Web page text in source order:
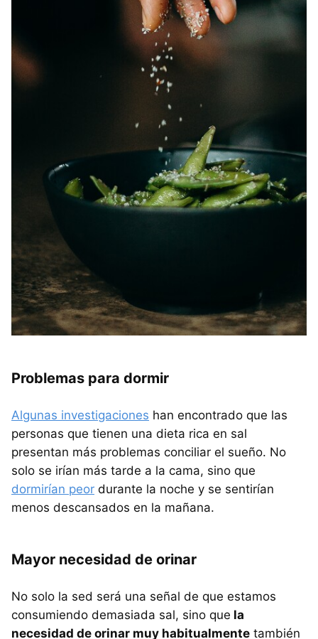
Problemas para dormir
Algunas investigaciones han encontrado que las
personas que tienen una dieta rica en sal
presentan más problemas conciliar el sueño. No
solo se irían más tarde a la cama, sino que
dormirían peor durante la noche y se sentirían
menos descansados en la mañana.
Mayor necesidad de orinar
No solo la sed será una señal de que estamos
consumiendo demasiada sal, sino que la
necesidad de orinar muy habitualmente también